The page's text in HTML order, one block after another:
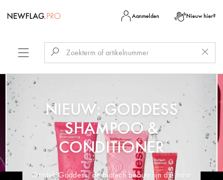
Aanmelden Nieuw hier?
NIEUW: GODDESS
SHAMPOO &
CONDITIONER
Ontdek Goddess, de biotech beauty lijn die haar